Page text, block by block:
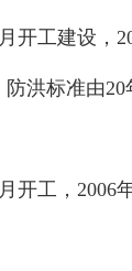
开工建设，
洪标准由20
开工，2006